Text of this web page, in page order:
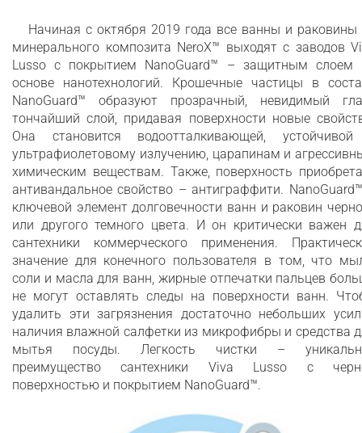
Начиная с октября 2019 года все ванны и раковины
минерального композита NeroX™ выходят с заводов
Lusso с покрытием NanoGuard™ – защитным слоем
основе нанотехнологий. Крошечные частицы в
NanoGuard™ образуют прозрачный, невидимый
тончайший слой, придавая поверхности новые
Она становится водоотталкивающей,
ультрафиолетовому излучению, царапинам и
химическим веществам. Также, поверхность
антивандальное свойство – антиграффити.
ключевой элемент долговечности ванн и раковин
или другого темного цвета. И он критически важен
сантехники коммерческого применения.
значение для конечного пользователя в том, что
соли и масла для ванн, жирные отпечатки пальцев
не могут оставлять следы на поверхности ванн.
удалить эти загрязнения достаточно небольших
наличия влажной салфетки из микрофибры и средства
мытья посуды. Легкость чистки –
преимущество сантехники Viva Lusso с
поверхностью и покрытием NanoGuard™.